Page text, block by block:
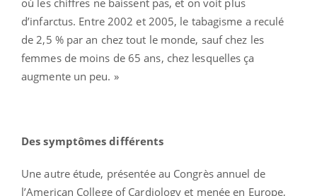
d’infarctus. Entre 2002 et 2005, le tabagisme a reculé
de 2,5 % par an chez tout le monde, sauf chez les
femmes de moins de 65 ans, chez lesquelles ça
augmente un peu. »
Des symptômes différents
Une autre étude, présentée au Congrès annuel de
l’American College of Cardiology et menée en Europe,